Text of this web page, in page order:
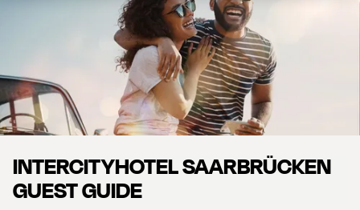
スライド1 1
INTERCITYHOTEL SAARBRÜCKEN
GUEST GUIDE